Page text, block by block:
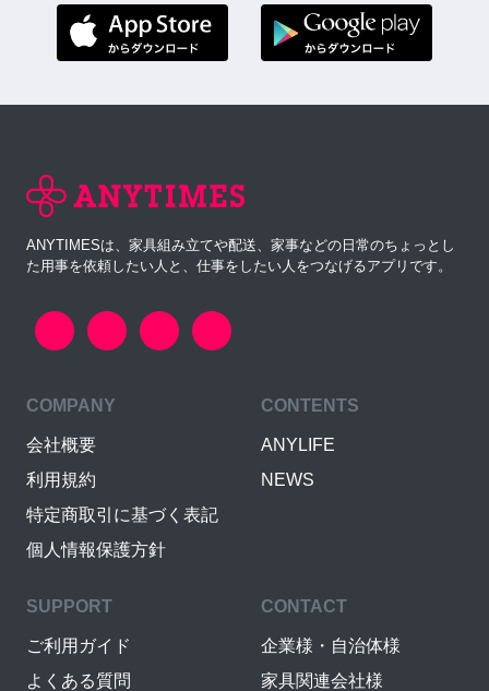
ANYTIMESは、家具組み立てや配送、家事などの日常のちょっとし
た用事を依頼したい人と、仕事をしたい人をつなげるアプリです。
COMPANY
会社概要
利用規約
特定商取引に基づく表記
個人情報保護方針
CONTENTS
ANYLIFE
NEWS
SUPPORT
ご利用ガイド
よくある質問
CONTACT
企業様・自治体様
家具関連会社様